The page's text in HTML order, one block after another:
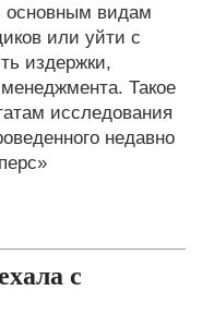
основным видам
или уйти с
издержки,
Такое
исследования
недавно
с